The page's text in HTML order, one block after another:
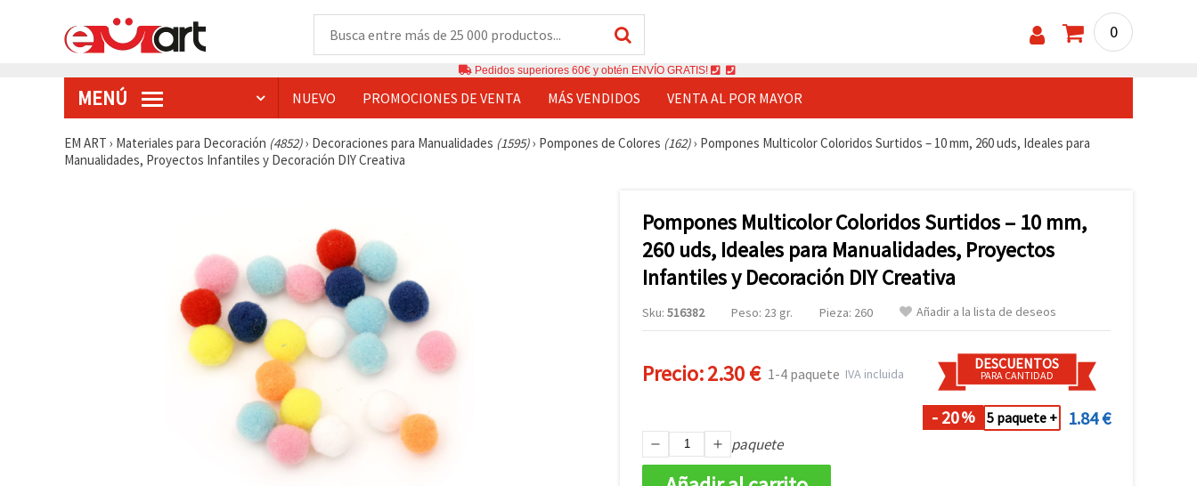
0
Pedidos superiores 60€ y obtén ENVÍO GRATIS!
MENÚ NUEVO PROMOCIONES DE VENTA MÁS VENDIDOS VENTA AL POR MAYOR
EM ART › Materiales para Decoración (4852)› Decoraciones para Manualidades (1595)› Pompones de Colores (162)› Pompones Multicolor Coloridos Surtidos – 10 mm, 260 uds, Ideales para
Manualidades, Proyectos Infantiles y Decoración DIY Creativa
Pompones Multicolor Coloridos Surtidos – 10 mm,
260 uds, Ideales para Manualidades, Proyectos
Infantiles y Decoración DIY Creativa
Sku: 516382 Peso: 23 gr. Pieza: 260 Añadir a la lista de deseos
Precio:2.30 € 1-4 paquete IVA incluida
DESCUENTOS
PARA CANTIDAD
- 20% 5 paquete + 1.84 €
paquete